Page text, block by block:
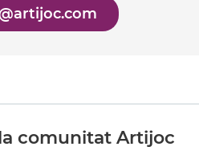
comunitat Artijoc